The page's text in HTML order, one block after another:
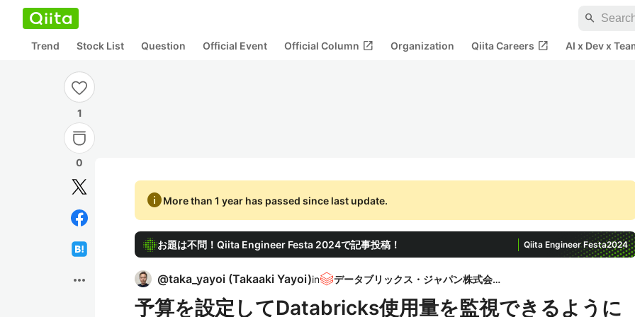
search
Trend Stock List Question Official Event Official Column open_in_new Organization Qiita Careers open_in_new AI x Dev x
1
0
more_horiz
infoMore than 1 year has passed since last update.
お題は不問！Qiita Engineer Festa 2024で記事投稿！ Qiita Engineer Festa2024
@taka_yayoi (Takaaki Yayoi)in データブリックス・ジャパン株式会社
予算を設定してDatabricks使用量を監視できるように